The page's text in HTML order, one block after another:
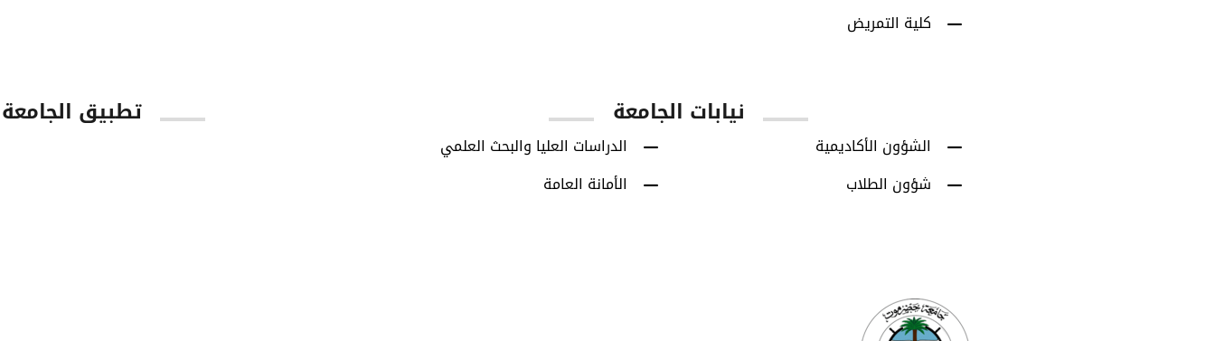
كلية التمريض
تطبيق الجامعة نيابات الجامعة
الدراسات العليا والبحث العلمي
الأمانة العامة
الشؤون الأكاديمية
شؤون الطلاب